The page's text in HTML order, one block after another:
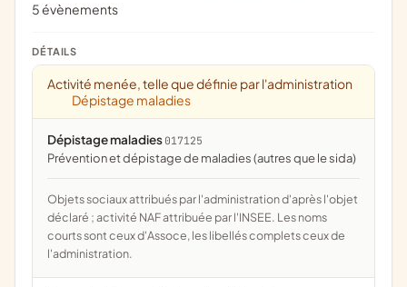
5 évènements
DÉTAILS
Activité menée, telle que définie par l'administration
Dépistage maladies
Dépistage maladies 017125
prévention et dépistage de maladies (autres que le sida)
Objets sociaux attribués par l'administration d'après l'objet
déclaré ; activité NAF attribuée par l'INSEE. Les noms
courts sont ceux d'Assoce, les libellés complets ceux de
l'administration.